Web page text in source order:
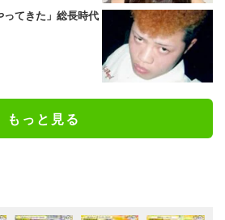
ってきた」総長時代
もっと見る